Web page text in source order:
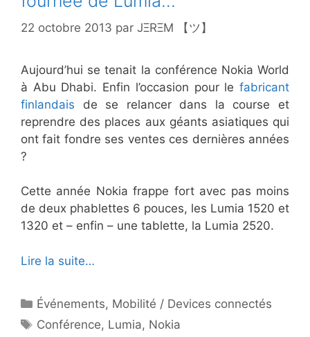
22 octobre 2013 par JΞRΞM 【ツ】
Aujourd’hui se tenait la conférence Nokia World
à Abu Dhabi. Enfin l’occasion pour le fabricant
finlandais de se relancer dans la course et
reprendre des places aux géants asiatiques qui
ont fait fondre ses ventes ces dernières années
?
Cette année Nokia frappe fort avec pas moins
de deux phablettes 6 pouces, les Lumia 1520 et
1320 et – enfin – une tablette, la Lumia 2520.
Lire la suite…
Catégories
Événements, Mobilité / Devices connectés
Étiquettes
Conférence, Lumia, Nokia